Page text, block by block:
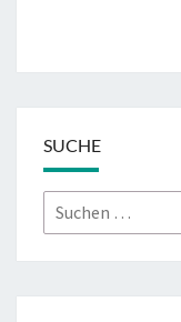
SUCHE
Suchen
nach: